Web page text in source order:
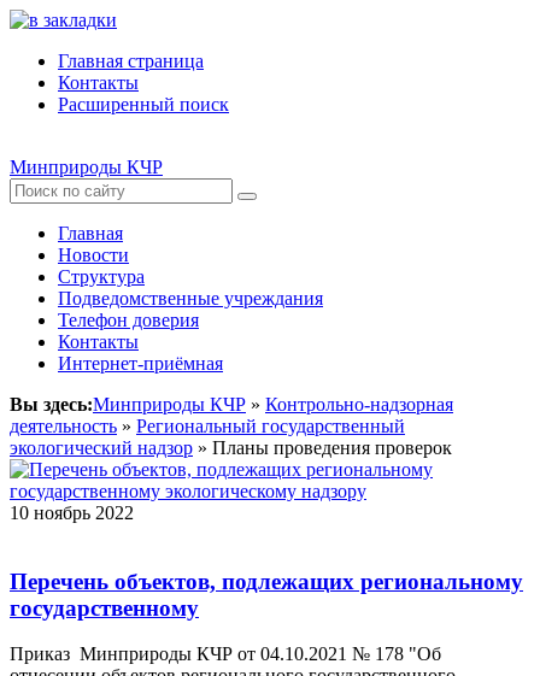
Главная страница
Контакты
Расширенный поиск
Минприроды КЧР
Главная
Новости
Структура
Подведомственные учреждания
Телефон доверия
Контакты
Интернет-приёмная
Вы здесь:Минприроды КЧР » Контрольно-надзорная
деятельность » Региональный государственный
экологический надзор » Планы проведения проверок
10 ноябрь 2022
Перечень объектов, подлежащих региональному
государственному
Приказ Минприроды КЧР от 04.10.2021 № 178 "Об